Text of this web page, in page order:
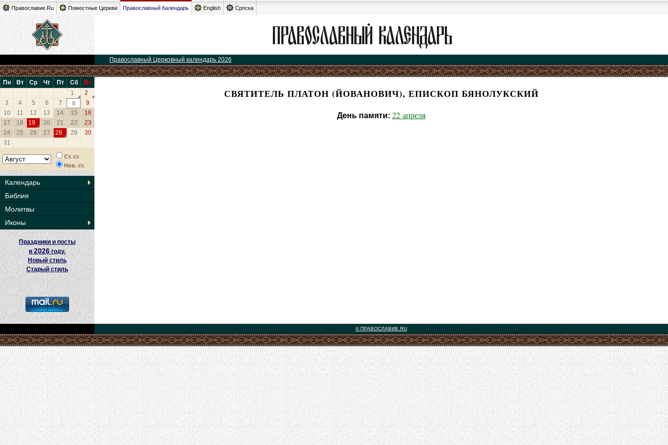
Православие.Ru Поместные Церкви Православный Календарь English Српска
Православный Церковный календарь 2026
Пн Вт Ср Чт Пт Сб
Вс
1
2
3
4 5 6 7 8
9
10
11 12 13 14 15
16
17
18 19 20 21 22
23
24
25 26 27 28 29
30
31
Ст. ст.
Нов. ст.
Календарь
Библия
Молитвы
Иконы
Праздники и посты
в2026 году.
Новый стиль
Старый стиль
СВЯТИТЕЛЬ ПЛАТОН (ЙОВАНОВИЧ), ЕПИСКОП БЯНОЛУКСКИЙ
День памяти: 22 апреля
© ПРАВОСЛАВИЕ.RU